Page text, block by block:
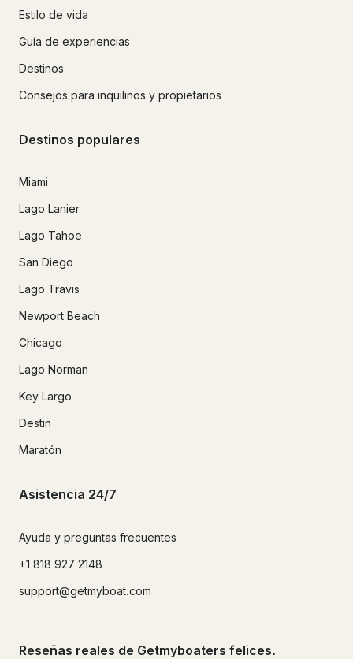
Estilo de vida
Guía de experiencias
Destinos
Consejos para inquilinos y propietarios
Destinos populares
Miami
Lago Lanier
Lago Tahoe
San Diego
Lago Travis
Newport Beach
Chicago
Lago Norman
Key Largo
Destin
Maratón
Asistencia 24/7
Ayuda y preguntas frecuentes
+1 818 927 2148
support@getmyboat.com
Reseñas reales de Getmyboaters felices.